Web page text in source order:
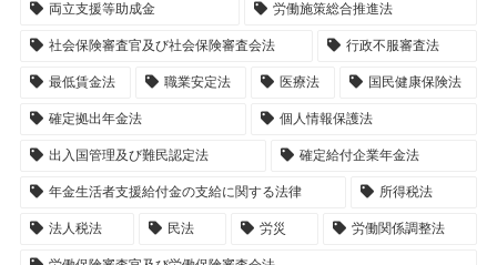
両立支援等助成金 労働施策総合推進法
社会保険審査官及び社会保険審査会法 行政不服審査法
最低賃金法 職業安定法 医療法 国民健康保険法
確定拠出年金法 個人情報保護法
出入国管理及び難民認定法 確定給付企業年金法
年金生活者支援給付金の支給に関する法律 所得税法
法人税法 民法 労災 労働関係調整法